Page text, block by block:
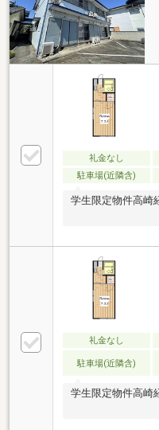
礼金なし
駐車場(近隣含)
学生限定物件高崎
礼金なし
駐車場(近隣含)
学生限定物件高崎